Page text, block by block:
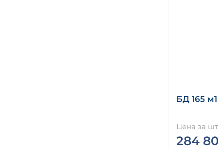
БД 165
Цена за
284